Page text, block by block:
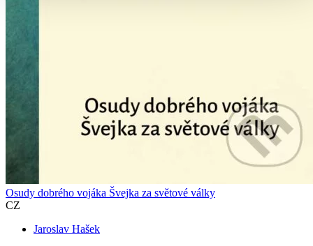
Osudy dobrého vojáka Švejka za světové války
CZ
Jaroslav Hašek